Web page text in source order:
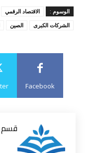
الوسوم : الاقتصاد الرقمي
الشركات الكبرى
الصين
Facebook
قسم